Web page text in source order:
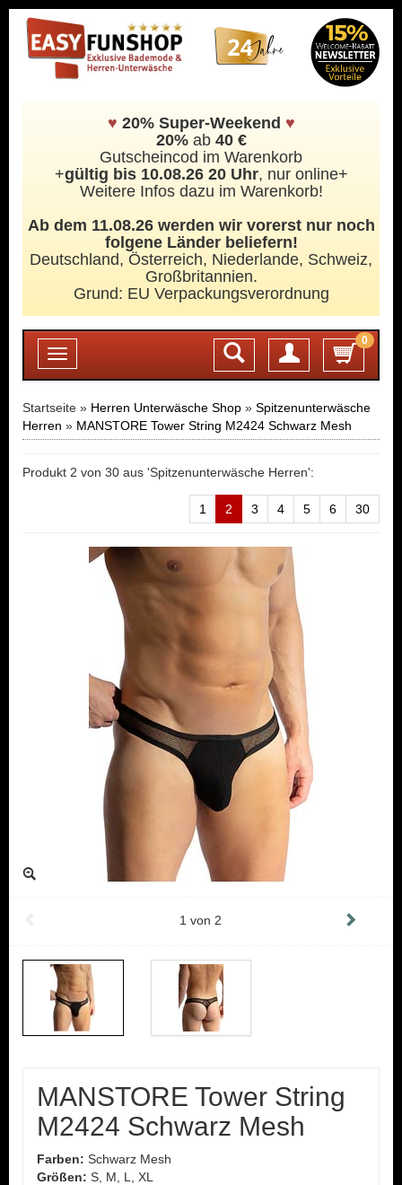
♥ 20% Super-Weekend ♥
20%ab 40 €
Gutscheincod im Warenkorb
+gültig bis 10.08.26 20 Uhr, nur online+
Weitere Infos dazu im Warenkorb!
Ab dem 11.08.26 werden wir vorerst nur noch
folgene Länder beliefern!
Deutschland, Österreich, Niederlande, Schweiz,
Großbritannien.
Grund: EU Verpackungsverordnung
Toggle
navigation
0
Login
Startseite » Herren Unterwäsche Shop » Spitzenunterwäsche
Herren » MANSTORE Tower String M2424 Schwarz Mesh
Produkt 2 von 30 aus 'Spitzenunterwäsche Herren':
1 2 3 4 5 6 30
1 von 2
MANSTORE Tower String
M2424 Schwarz Mesh
Farben: Schwarz Mesh
Größen: S, M, L, XL